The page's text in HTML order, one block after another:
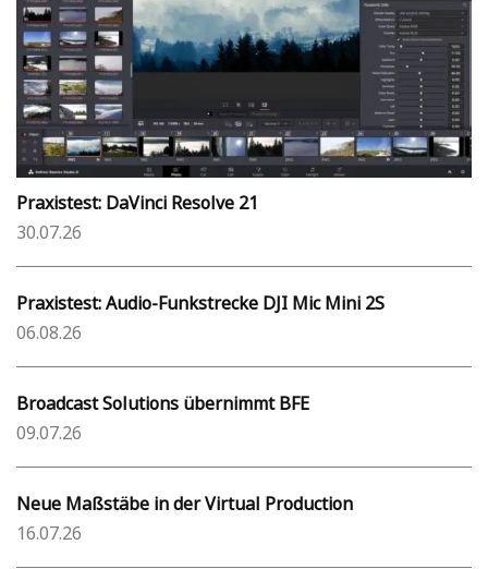
Praxistest: DaVinci Resolve 21
30.07.26
Praxistest: Audio-Funkstrecke DJI Mic Mini 2S
06.08.26
Broadcast Solutions übernimmt BFE
09.07.26
Neue Maßstäbe in der Virtual Production
16.07.26